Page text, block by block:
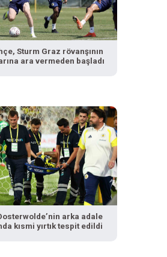
Sturm Graz rövanşının
ara vermeden başladı
arka adale
kısmi yırtık tespit edildi